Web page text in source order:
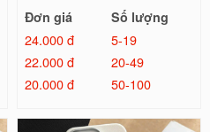
Đơn giá
Số lượng
24.000 đ
5-19
22.000 đ
20-49
20.000 đ
50-100